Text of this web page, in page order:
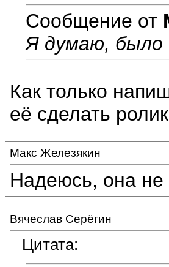
Сообщение от
Я думаю, было
Как только
её сделать
Макс Железякин
Надеюсь, она не
Вячеслав Серёгин
Цитата: